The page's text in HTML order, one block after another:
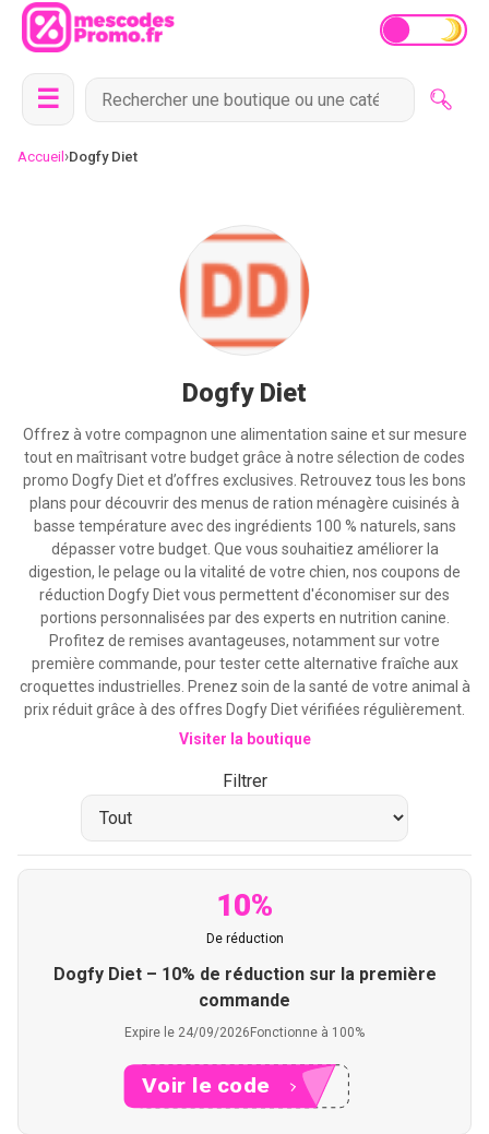
☰
Accueil ›Dogfy Diet
Dogfy Diet
Offrez à votre compagnon une alimentation saine et sur mesure
tout en maîtrisant votre budget grâce à notre sélection de codes
promo Dogfy Diet et d’offres exclusives. Retrouvez tous les bons
plans pour découvrir des menus de ration ménagère cuisinés à
basse température avec des ingrédients 100 % naturels, sans
dépasser votre budget. Que vous souhaitiez améliorer la
digestion, le pelage ou la vitalité de votre chien, nos coupons de
réduction Dogfy Diet vous permettent d'économiser sur des
portions personnalisées par des experts en nutrition canine.
Profitez de remises avantageuses, notamment sur votre
première commande, pour tester cette alternative fraîche aux
croquettes industrielles. Prenez soin de la santé de votre animal à
prix réduit grâce à des offres Dogfy Diet vérifiées régulièrement.
Visiter la boutique
Filtrer
10%
De réduction
Dogfy Diet – 10% de réduction sur la première
commande
Expire le 24/09/2026 Fonctionne à 100%
XXX10
Voir le code